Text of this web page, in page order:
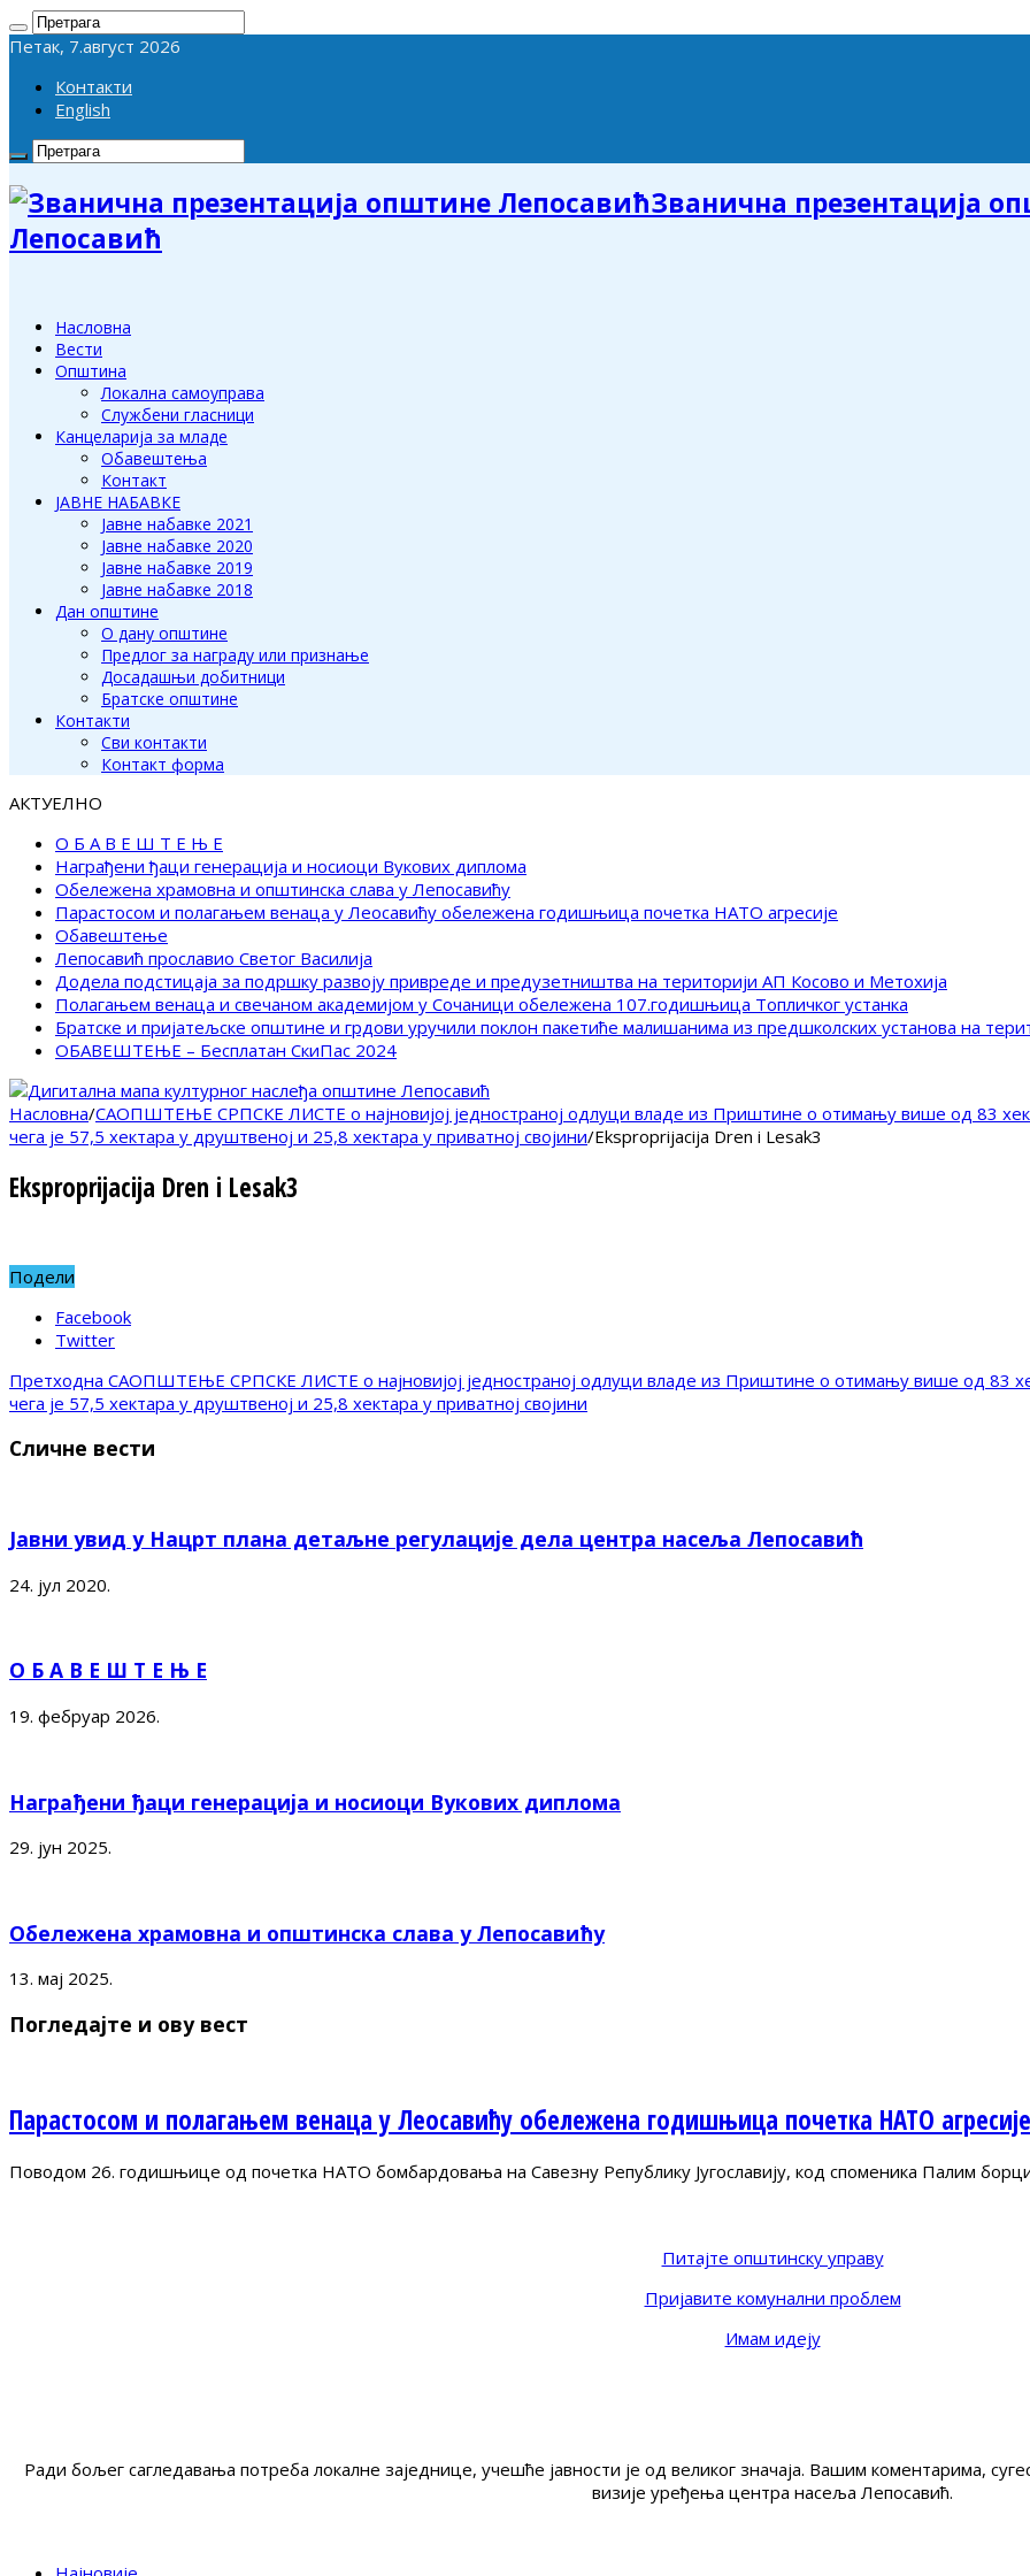
Петак, 7.август 2026
Контакти
English
Званична презентација
Лепосавић
Насловна
Вести
Општина
Локална самоуправа
Службени гласници
Канцеларија за младе
Обавештења
Контакт
ЈАВНЕ НАБАВКЕ
Јавне набавке 2021
Јавне набавке 2020
Јавне набавке 2019
Јавне набавке 2018
Дан општине
О дану општине
Предлог за награду или признање
Досадашњи добитници
Братске општине
Контакти
Сви контакти
Контакт форма
АКТУЕЛНО
О Б А В Е Ш Т Е Њ Е
Награђени ђаци генерација и носиоци Вукових диплома
Обележена храмовна и општинска слава у Лепосавићу
Парастосом и полагањем венаца у Леосавићу обележена годишњица почетка НАТО агресије
Обавештење
Лепосавић прославио Светог Василија
Додела подстицаја за подршку развоју привреде и предузетништва на територији АП Косово и Метохија
Полагањем венаца и свечаном академијом у Сочаници обележена 107.годишњица Топличког устанка
Братске и пријатељске општине и грдови уручили поклон пакетиће малишанима из предшколских установа на
ОБАВЕШТЕЊЕ – Бесплатан СкиПас 2024
Насловна/САОПШТЕЊЕ СРПСКЕ ЛИСТЕ о најновијој једностраној одлуци владе из Приштине о отимању више од 83
чега је 57,5 хектара у друштвеној и 25,8 хектара у приватној својини/Eksproprijacija Dren i Lesak3
Eksproprijacija Dren i Lesak3
Подели
Facebook
Twitter
Претходна САОПШТЕЊЕ СРПСКЕ ЛИСТЕ о најновијој једностраној одлуци владе из Приштине о отимању више од 83
чега је 57,5 хектара у друштвеној и 25,8 хектара у приватној својини
Сличне вести
Јавни увид у Нацрт плана детаљне регулације дела центра насеља Лепосавић
24. јул 2020.
О Б А В Е Ш Т Е Њ Е
19. фебруар 2026.
Награђени ђаци генерација и носиоци Вукових диплома
29. јун 2025.
Обележена храмовна и општинска слава у Лепосавићу
13. мај 2025.
Погледајте и ову вест
Парастосом и полагањем венаца у Леосавићу обележена годишњица почетка НАТО агресије
Поводом 26. годишњице од почетка НАТО бомбардовања на Савезну Републику Југославију, код споменика Палим
Питајте општинску управу
Пријавите комунални проблем
Имам идеју
Ради бољег сагледавања потреба локалне заједнице, учешће јавности је од великог значаја. Вашим коментарима,
визије уређења центра насеља Лепосавић.